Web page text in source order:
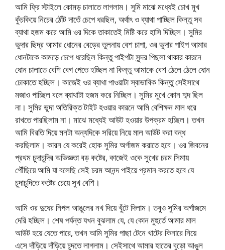
আমি ফ্রি স্টাইলে কোমড় চালাতে লাগলাম। সুমি মাঝে মধ্যেই চোখ মুখ
কুঁচকিয়ে নিচের ঠোঁট দাতেঁ চেপে ধরছিল, অর্থাৎ ও ব্যাথা পাচ্ছিল কিন্তু সব
ব্যাথা হজম করে আমি ওর দিকে তাকাতেই মিষ্টি করে হাসি দিচ্ছিল। সুমির
ভুদার ছিদ্র আমার ধোনের বেড়ের তুলনায় বেশ চাপা, ওর ভুদার পাইপ আমার
ধোনটাকে কামড়ে চেপে ধরেছিল কিন্তু পাইপটা সুন্দর পিছলা থাকার কারনে
ধোন চালাতে বেশি বেগ পেতে হচ্ছিল না কিন্তু আমাকে বেশ ঠেলে ঠেলে ধোন
ঢোকাতে হচ্ছিল। কাজেই ওর ব্যাথা পাওয়াটা স্বাভাবিক কিন্তু সেইসাথে
মজাও পাচ্ছিল বলে ব্যাথাটা হজম করে নিচ্ছিল। সুমির মুখে কোন শব্দ ছিল
না। সুমির ভুদা অতিরিক্ত টাইট হওয়ার কারনে আমি বেশিক্ষন মাল ধরে
রাখতে পারছিলাম না। মাঝে মধ্যেই আউট হওয়ার উপক্রম হচ্ছিল। তখন
আমি বিরতি দিয়ে মনটা অন্যদিকে সরিয়ে নিয়ে মাল আউট করা বন্ধ
করছিলাম। কারন যে করেই হোক সুমির অর্গাজম করাতে হবে। ওর জিবনের
প্রথম চুদাচুদির অভিজ্ঞতা বড় কষ্টের, কাজেই ওকে সুখের চরম সিমায়
পৌঁছিয়ে আমি যা বলেছি সেই চরম আনন্দ পাইয়ে প্রমান করতে হবে যে
চুদাচুদিতে কষ্টের চেয়ে সুখ বেশি।
আমি ওর দুধের নিপল আঙুলের নখ দিয়ে খুঁটে দিলাম। তবুও সুমির অর্গাজমে
দেরি হচ্ছিল। শেষ পর্যন্ত যখন বুঝলাম যে, যে কোন মুহুর্তে আমার মাল
আউট হয়ে যেতে পারে, তখন আমি সুমির পাছা টেনে খাটের কিনারে নিয়ে
এসে দাঁড়িয়ে দাঁড়িয়ে চুদতে লাগলাম। সেইসাথে আমার হাতের বুড়ো আঙুল